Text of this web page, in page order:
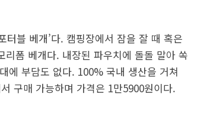
블 베개’다. 캠핑장에서 잠을 잘 때 혹은
폼 베개다. 내장된 파우치에 돌돌 말아 쏙
에 부담도 없다. 100% 국내 생산을 거쳐
구매 가능하며 가격은 1만5900원이다.